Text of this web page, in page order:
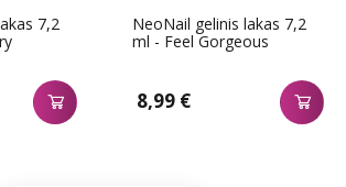
7,2
NeoNail gelinis lakas 7,2
ml - Feel Gorgeous
8,99 €